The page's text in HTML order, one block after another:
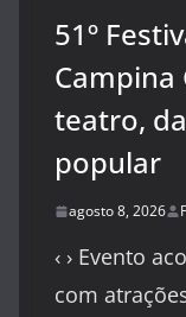
51º
Campina
teatro,
popular
agosto 8, 2026
‹ › Evento
com